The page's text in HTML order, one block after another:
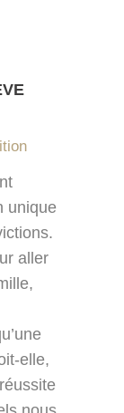
unique
aller
elle,